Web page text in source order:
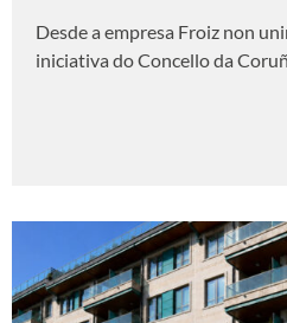
Desde a empresa Froiz non
iniciativa do Concello da